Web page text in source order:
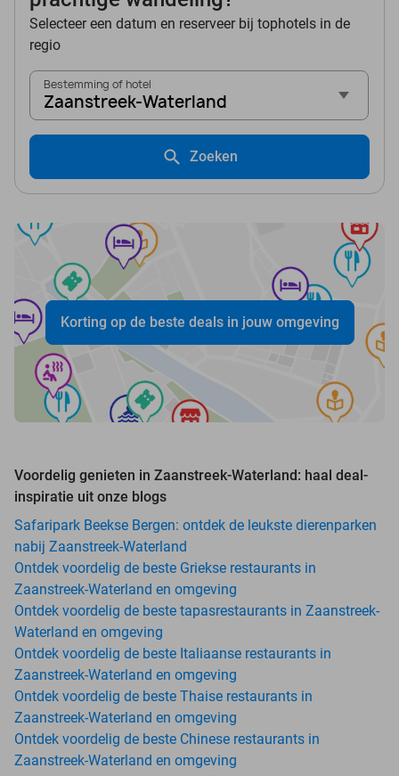
Selecteer een datum en reserveer bij tophotels in de
regio
Bestemming of hotel
Zaanstreek-Waterland
Zoeken
Korting op de beste deals in jouw omgeving
Voordelig genieten in Zaanstreek-Waterland: haal deal-
inspiratie uit onze blogs
Safaripark Beekse Bergen: ontdek de leukste dierenparken
nabij Zaanstreek-Waterland
Ontdek voordelig de beste Griekse restaurants in
Zaanstreek-Waterland en omgeving
Ontdek voordelig de beste tapasrestaurants in Zaanstreek-
Waterland en omgeving
Ontdek voordelig de beste Italiaanse restaurants in
Zaanstreek-Waterland en omgeving
Ontdek voordelig de beste Thaise restaurants in
Zaanstreek-Waterland en omgeving
Ontdek voordelig de beste Chinese restaurants in
Zaanstreek-Waterland en omgeving